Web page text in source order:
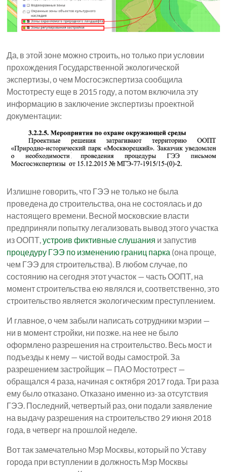
Да, в этой зоне можно строить, но только при условии
прохождения Государственной экологической
экспертизы, о чем Мосгосэкспертиза сообщила
Мостотресту еще в 2015 году, а потом включила эту
информацию в заключение экспертизы проектной
документации:
Излишне говорить, что ГЭЭ не только не была
проведена до строительства, она не состоялась и до
настоящего времени. Весной московские власти
предприняли попытку легализовать вывод этого участка
из ООПТ,устроив фиктивные слушания и запустив
процедуру ГЭЭ по изменению границ парка (она проще,
чем ГЭЭ для строительства). В любом случае, по
состоянию на сегодня этот участок — часть ООПТ, на
момент строительства ею являлся и, соответственно, это
строительство является экологическим преступлением.
И главное, о чем забыли написать сотрудники мэрии —
ни в момент стройки, ни позже. на нее не было
оформлено разрешения на строительство. Весь мост и
подъезды к нему — чистой воды самострой. За
разрешением застройщик — ПАО Мостотрест —
обращался 4 раза, начиная с октября 2017 года. Три раза
ему было отказано. Отказано именно из-за отсутствия
ГЭЭ. Последний, четвертый раз, они подали заявление
на выдачу разрешения на строительство 29 июня 2018
года, в четверг на прошлой неделе.
Вот так замечательно Мэр Москвы, который по Уставу
города при вступлении в должность Мэр Москвы